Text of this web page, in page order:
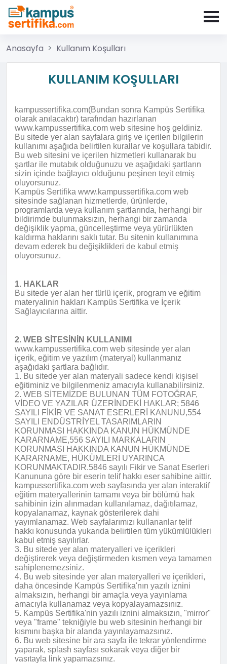
Anasayfa Kullanım Koşulları
KULLANIM KOŞULLARI
kampussertifika.com(Bundan sonra Kampüs Sertifika
olarak anılacaktır) tarafından hazırlanan
www.kampussertifika.com web sitesine hoş geldiniz.
Bu sitede yer alan sayfalara giriş ve içerilen bilgilerin
kullanımı aşağıda belirtilen kurallar ve koşullara tabidir.
Bu web sitesini ve içerilen hizmetleri kullanarak bu
şartlar ile mutabık olduğunuzu ve aşağıdaki şartların
sizin içinde bağlayıcı olduğunu peşinen teyit etmiş
oluyorsunuz.
Kampüs Sertifika www.kampussertifika.com web
sitesinde sağlanan hizmetlerde, ürünlerde,
programlarda veya kullanım şartlarında, herhangi bir
bildirimde bulunmaksızın, herhangi bir zamanda
değişiklik yapma, güncelleştirme veya yürürlükten
kaldırma haklarını saklı tutar. Bu sitenin kullanımına
devam ederek bu değişiklikleri de kabul etmiş
oluyorsunuz.
1. HAKLAR
Bu sitede yer alan her türlü içerik, program ve eğitim
materyalinin hakları Kampüs Sertifika ve İçerik
Sağlayıcılarına aittir.
2. WEB SİTESİNİN KULLANIMI
www.kampussertifika.com web sitesinde yer alan
içerik, eğitim ve yazılım (materyal) kullanmanız
aşağıdaki şartlara bağlıdır.
1. Bu sitede yer alan materyali sadece kendi kişisel
eğitiminiz ve bilgilenmeniz amacıyla kullanabilirsiniz.
2. WEB SİTEMİZDE BULUNAN TÜM FOTOĞRAF,
VİDEO VE YAZILAR ÜZERİNDEKİ HAKLAR; 5846
SAYILI FİKİR VE SANAT ESERLERİ KANUNU,554
SAYILI ENDÜSTRİYEL TASARIMLARIN
KORUNMASI HAKKINDA KANUN HÜKMÜNDE
KARARNAME,556 SAYILI MARKALARIN
KORUNMASI HAKKINDA KANUN HÜKMÜNDE
KARARNAME, HÜKÜMLERİ UYARINCA
KORUNMAKTADIR.5846 sayılı Fikir ve Sanat Eserleri
Kanununa göre bir eserin telif hakkı eser sahibine aittir.
kampussertifika.com web sayfasında yer alan interaktif
eğitim materyallerinin tamamı veya bir bölümü hak
sahibinin izin alınmadan kullanılamaz, dağıtılamaz,
kopyalanamaz, kaynak gösterilerek dahi
yayımlanamaz. Web sayfalarımızı kullananlar telif
hakkı konusunda yukarıda belirtilen tüm yükümlülükleri
kabul etmiş sayılırlar.
3. Bu sitede yer alan materyalleri ve içerikleri
değiştirerek veya değiştirmeden kısmen veya tamamen
sahiplenemezsiniz.
4. Bu web sitesinde yer alan materyalleri ve içerikleri,
daha öncesinde Kampüs Sertifika'nın yazılı iznini
almaksızın, herhangi bir amaçla veya yayınlama
amacıyla kullanamaz veya kopyalayamazsınız.
5. Kampüs Sertifika'nin yazılı iznini almaksızın, "mirror"
veya "frame" tekniğiyle bu web sitesinin herhangi bir
kısmını başka bir alanda yayınlayamazsınız.
6. Bu web sitesine bir ara sayfa ile tekrar yönlendirme
yaparak, splash sayfası sokarak veya diğer bir
vasıtayla link yapamazsınız.